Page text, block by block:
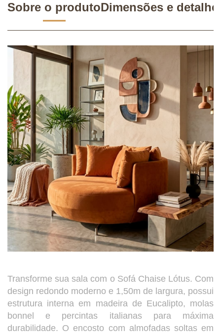
Sobre o produtoDimensões e
Transforme sua sala com o Sofá Chaise Lótus. Com
design redondo moderno e 1,50m de largura, possui
estrutura interna em madeira de Eucalipto, molas
bonnel e percintas italianas para máxima
durabilidade. O encosto com almofadas soltas em